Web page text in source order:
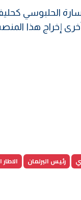
الحلبوسي
إخراج هذا
رئيس البرلمان